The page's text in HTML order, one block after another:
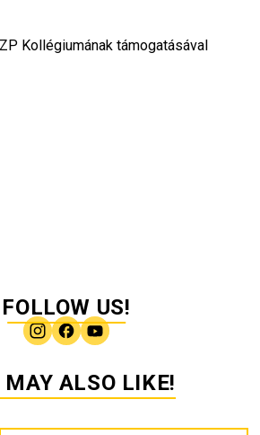
Kollégiumának támogatásával
FOLLOW US!
MAY ALSO LIKE!